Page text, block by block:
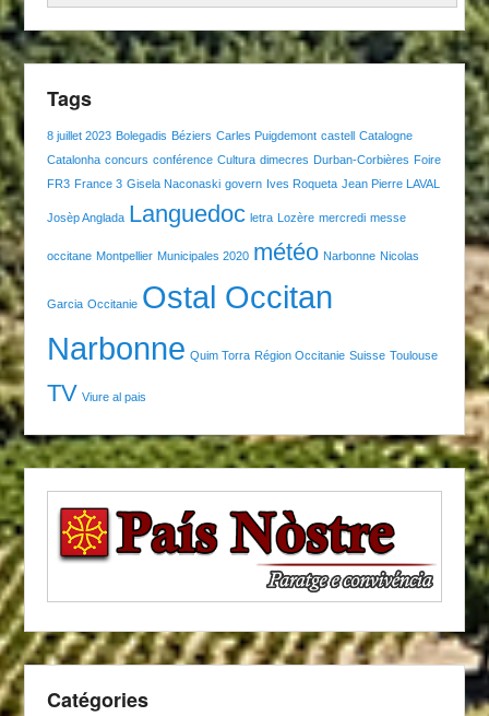
Tags
8 juillet 2023 Bolegadis Béziers Carles Puigdemont castell Catalogne
Catalonha concurs conférence Cultura dimecres Durban-Corbières Foire
FR3 France 3 Gisela Naconaski govern Ives Roqueta Jean Pierre LAVAL
Josèp Anglada Languedoc letra Lozère mercredi messe
occitane Montpellier Municipales 2020 météo Narbonne Nicolas
Garcia Occitanie Ostal Occitan
Narbonne Quim Torra Région Occitanie Suisse Toulouse
TV Viure al pais
Catégories